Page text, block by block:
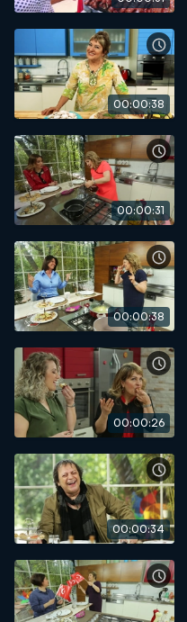
00:00:38
00:00:31
00:00:38
00:00:26
00:00:34